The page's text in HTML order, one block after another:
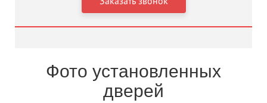
Фото установленных
дверей